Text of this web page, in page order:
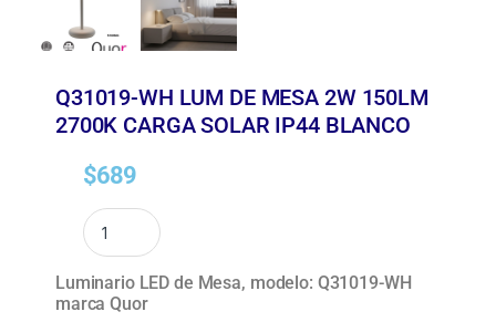
Q31019-WH LUM DE MESA 2W 150LM
2700K CARGA SOLAR IP44 BLANCO
$689
Luminario LED de Mesa, modelo: Q31019-WH
marca Quor